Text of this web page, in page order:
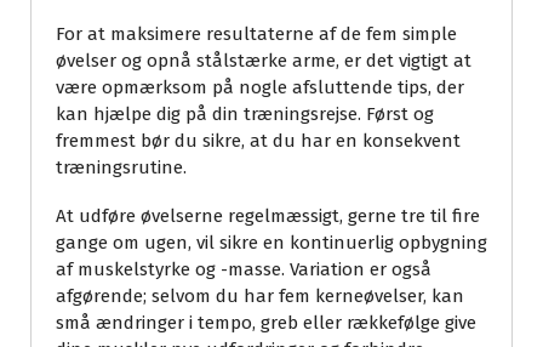
For at maksimere resultaterne af de fem simple
øvelser og opnå stålstærke arme, er det vigtigt at
være opmærksom på nogle afsluttende tips, der
kan hjælpe dig på din træningsrejse. Først og
fremmest bør du sikre, at du har en konsekvent
træningsrutine.
At udføre øvelserne regelmæssigt, gerne tre til fire
gange om ugen, vil sikre en kontinuerlig opbygning
af muskelstyrke og -masse. Variation er også
afgørende; selvom du har fem kerneøvelser, kan
små ændringer i tempo, greb eller rækkefølge give